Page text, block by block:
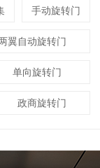
手动旋转门
翼自动旋转门
单向旋转门
政商旋转门